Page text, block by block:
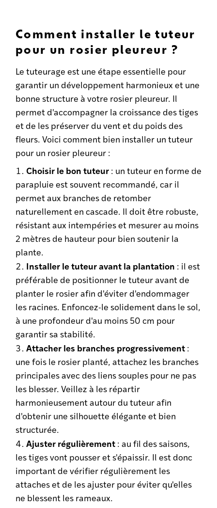
Comment installer le tuteur
pour un rosier pleureur ?
Le tuteurage est une étape essentielle pour
garantir un développement harmonieux et une
bonne structure à votre rosier pleureur. Il
permet d'accompagner la croissance des tiges
et de les préserver du vent et du poids des
fleurs. Voici comment bien installer un tuteur
pour un rosier pleureur :
Choisir le bon tuteur : un tuteur en forme de
parapluie est souvent recommandé, car il
permet aux branches de retomber
naturellement en cascade. Il doit être robuste,
résistant aux intempéries et mesurer au moins
2 mètres de hauteur pour bien soutenir la
plante.
Installer le tuteur avant la plantation : il est
préférable de positionner le tuteur avant de
planter le rosier afin d'éviter d'endommager
les racines. Enfoncez-le solidement dans le sol,
à une profondeur d'au moins 50 cm pour
garantir sa stabilité.
Attacher les branches progressivement :
une fois le rosier planté, attachez les branches
principales avec des liens souples pour ne pas
les blesser. Veillez à les répartir
harmonieusement autour du tuteur afin
d'obtenir une silhouette élégante et bien
structurée.
Ajuster régulièrement : au fil des saisons,
les tiges vont pousser et s'épaissir. Il est donc
important de vérifier régulièrement les
attaches et de les ajuster pour éviter qu'elles
ne blessent les rameaux.